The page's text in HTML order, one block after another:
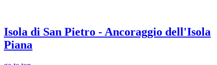
Isola di San Pietro - Ancoraggio dell'Isola
Piana